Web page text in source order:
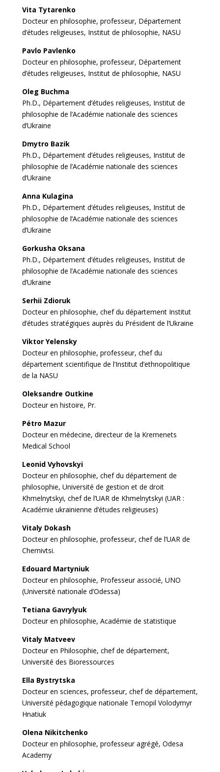
Vita Tytarenko
Docteur en philosophie, professeur, Département
d’études religieuses, Institut de philosophie, NASU
Pavlo Pavlenko
Docteur en philosophie, professeur, Département
d’études religieuses, Institut de philosophie, NASU
Oleg Buchma
Ph.D., Département d’études religieuses, Institut de
philosophie de l’Académie nationale des sciences
d’Ukraine
Dmytro Bazik
Ph.D., Département d’études religieuses, Institut de
philosophie de l’Académie nationale des sciences
d’Ukraine
Anna Kulagina
Ph.D., Département d’études religieuses, Institut de
philosophie de l’Académie nationale des sciences
d’Ukraine
Gorkusha Oksana
Ph.D., Département d’études religieuses, Institut de
philosophie de l’Académie nationale des sciences
d’Ukraine
Serhii Zdioruk
Docteur en philosophie, chef du département Institut
d’études stratégiques auprès du Président de l’Ukraine
Viktor Yelensky
Docteur en philosophie, professeur, chef du
département scientifique de l’Institut d’ethnopolitique
de la NASU
Oleksandre Outkine
Docteur en histoire, Pr.
Pétro Mazur
Docteur en médecine, directeur de la Kremenets
Medical School
Leonid Vyhovskyi
Docteur en philosophie, chef du département de
philosophie, Université de gestion et de droit
Khmelnytskyi, chef de l’UAR de Khmelnytskyi (UAR :
Académie ukrainienne d’études religieuses)
Vitaly Dokash
Docteur en philosophie, professeur, chef de l’UAR de
Chernivtsi.
Edouard Martyniuk
Docteur en philosophie, Professeur associé, UNO
(Université nationale d’Odessa)
Tetiana Gavrylyuk
Docteur en philosophie, Académie de statistique
Vitaly Matveev
Docteur en Philosophie, chef de département,
Université des Bioressources
Ella Bystrytska
Docteur en sciences, professeur, chef de département,
Université pédagogique nationale Ternopil Volodymyr
Hnatiuk
Olena Nikitchenko
Docteur en philosophie, professeur agrégé, Odesa
Academy